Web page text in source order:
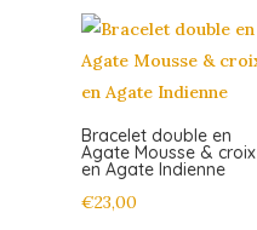
Bracelet double en
Agate Mousse & croix
en Agate Indienne
€23,00